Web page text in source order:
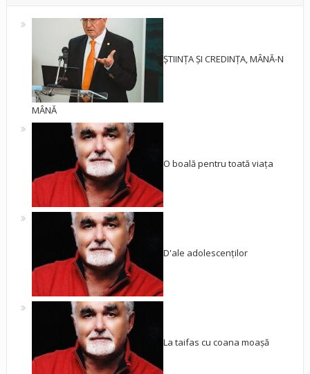
ȘTIINȚA ȘI CREDINȚA, MÂNĂ-N
MÂNĂ
O boală pentru toată viața
D'ale adolescenților
La taifas cu coana moașă